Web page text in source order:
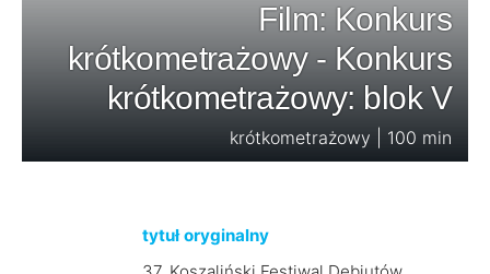
Film: Konkurs
krótkometrażowy - Konkurs
krótkometrażowy: blok V
krótkometrażowy | 100 min
tytuł oryginalny